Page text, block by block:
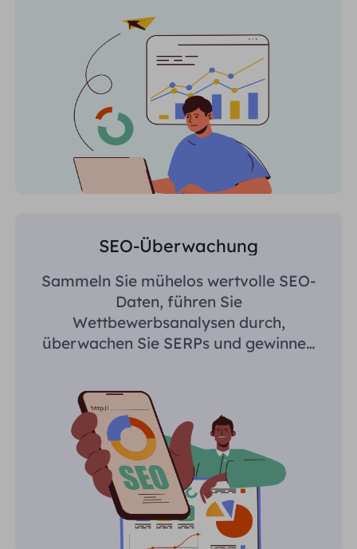
SEO-Überwachung
Sammeln Sie mühelos wertvolle SEO-
Daten, führen Sie
Wettbewerbsanalysen durch,
überwachen Sie SERPs und gewinnen